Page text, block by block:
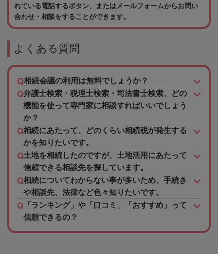
れている電話するボタン、またはメールフォームからお問い
合わせ・相談をすることができます。
よくある質問
相続会議の利用は無料でしょうか？
弁護士検索・税理士検索・司法書士検索、どの
機能を使って専門家に相談すればいいでしょう
か？
相続にあたって、どのくらい相続税が発生する
かを知りたいです。
土地を相続したのですが、土地活用にあたって
信頼できる相談先を探しています。
相続についてわからない事が多いため、手続き
や相談先、法律など色々知りたいです。
「ランキング」や「口コミ」「おすすめ」って
信頼できるの？